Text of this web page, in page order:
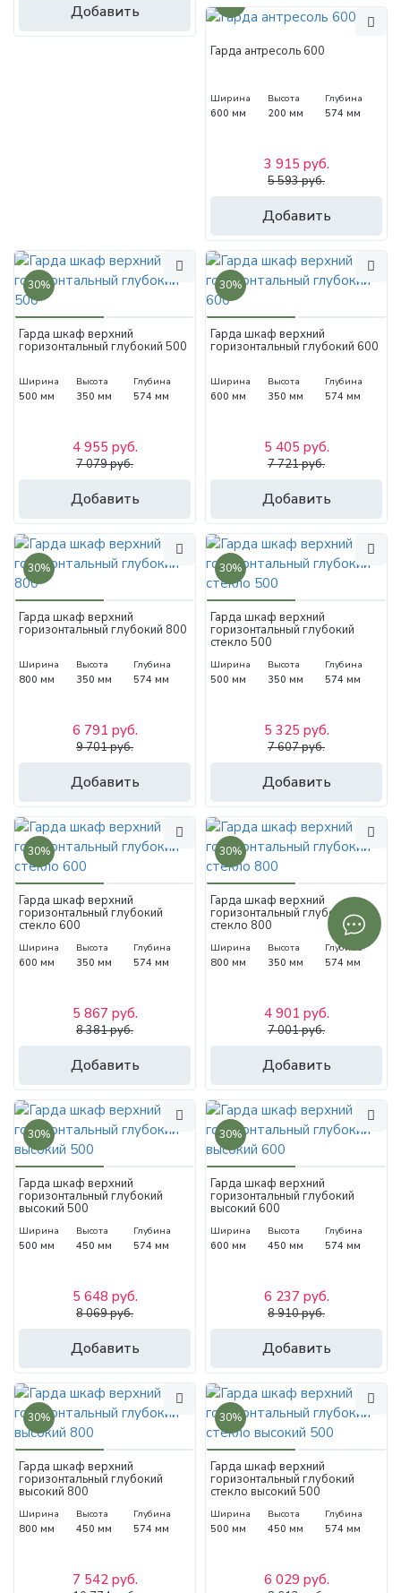
Добавить
Гарда антресоль 600
Ширина
600 мм
Высота
200 мм
Глубина
574 мм
Добавить
3 915 руб.
5 593 руб.
30%
Гарда шкаф верхний
горизонтальный глубокий 500
Ширина
500 мм
Высота
350 мм
Глубина
574 мм
Добавить
4 955 руб.
7 079 руб.
30%
Гарда шкаф верхний
горизонтальный глубокий 600
Ширина
600 мм
Высота
350 мм
Глубина
574 мм
Добавить
5 405 руб.
7 721 руб.
30%
Гарда шкаф верхний
горизонтальный глубокий 800
Ширина
800 мм
Высота
350 мм
Глубина
574 мм
Добавить
6 791 руб.
9 701 руб.
30%
Гарда шкаф верхний
горизонтальный глубокий
стекло 500
Ширина
500 мм
Высота
350 мм
Глубина
574 мм
Добавить
5 325 руб.
7 607 руб.
30%
Гарда шкаф верхний
горизонтальный глубокий
стекло 600
Ширина
600 мм
Высота
350 мм
Глубина
574 мм
Добавить
5 867 руб.
8 381 руб.
30%
Гарда шкаф верхний
горизонтальный глубокий
стекло 800
Ширина
800 мм
Высота
350 мм
Глубина
574 мм
Добавить
4 901 руб.
7 001 руб.
30%
Гарда шкаф верхний
горизонтальный глубокий
высокий 500
Ширина
500 мм
Высота
450 мм
Глубина
574 мм
Добавить
5 648 руб.
8 069 руб.
30%
Гарда шкаф верхний
горизонтальный глубокий
высокий 600
Ширина
600 мм
Высота
450 мм
Глубина
574 мм
Добавить
6 237 руб.
8 910 руб.
30%
Гарда шкаф верхний
горизонтальный глубокий
высокий 800
Ширина
800 мм
Высота
450 мм
Глубина
574 мм
7 542 руб.
30%
Гарда шкаф верхний
горизонтальный глубокий
стекло высокий 500
Ширина
500 мм
Высота
450 мм
Глубина
574 мм
6 029 руб.